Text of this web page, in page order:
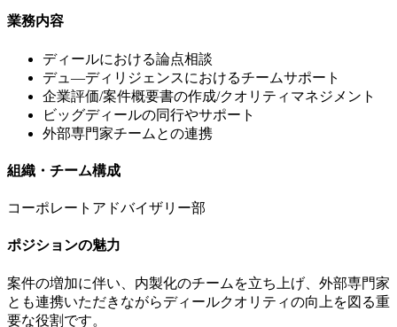
業務内容
ディールにおける論点相談
デュ—ディリジェンスにおけるチームサポート
企業評価/案件概要書の作成/クオリティマネジメント
ビッグディールの同行やサポート
外部専門家チームとの連携
組織・チーム構成
コーポレートアドバイザリー部
ポジションの魅力
案件の増加に伴い、内製化のチームを立ち上げ、外部専門家
とも連携いただきながらディールクオリティの向上を図る重
要な役割です。